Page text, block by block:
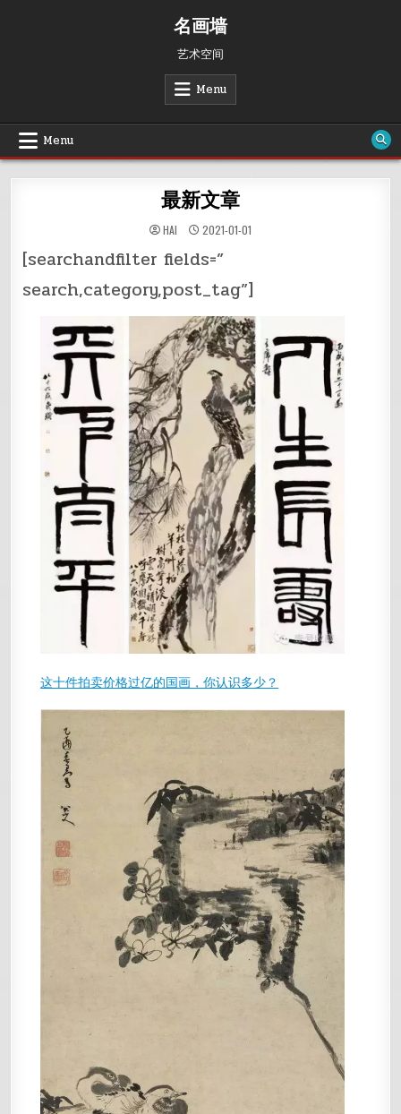
名画墙
艺术空间
Menu
Menu
最新文章
HAI 2021-01-01
[searchandfilter fields=”
search,category,post_tag”]
这十件拍卖价格过亿的国画，你认识多少？